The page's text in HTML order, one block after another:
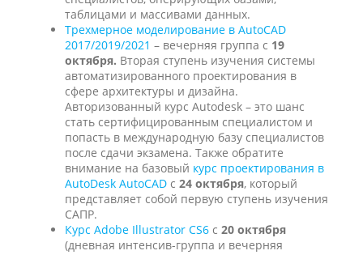
таблицами и массивами данных.
Трехмерное моделирование в AutoCAD
2017/2019/2021 – вечерняя группа с 19
октября. Вторая ступень изучения системы
автоматизированного проектирования в
сфере архитектуры и дизайна.
Авторизованный курс Autodesk – это шанс
стать сертифицированным специалистом и
попасть в международную базу специалистов
после сдачи экзамена. Также обратите
внимание на базовый курс проектирования в
AutoDesk AutoCAD с 24 октября, который
представляет собой первую ступень изучения
САПР.
Курс Adobe Illustrator CS6 с 20 октября
(дневная интенсив-группа и вечерняя